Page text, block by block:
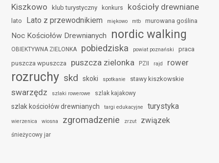
Kiszkowo klub turystyczny konkurs kościoły drewniane
lato Lato z przewodnikiem miękowo mtb murowana goślina
Noc Kościołów Drewnianych nordic walking
OBIEKTYWNA ZIELONKA pobiedziska powiat poznański
praca
puszcza wpuszcza
puszcza zielonka PZII rajd rower
rozruchy skd skoki spotkanie stawy kiszkowskie
swarzędz szlaki rowerowe szlak kajakowy
szlak kościołów drewnianych targi edukacyjne turystyka
wierzenica wiosna zgromadzenie zrzut związek
śnieżycowy jar